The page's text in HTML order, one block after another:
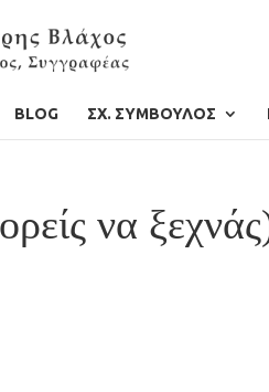
BLOG ΣΧ. ΣΥΜΒΟΥΛΟΣ
να